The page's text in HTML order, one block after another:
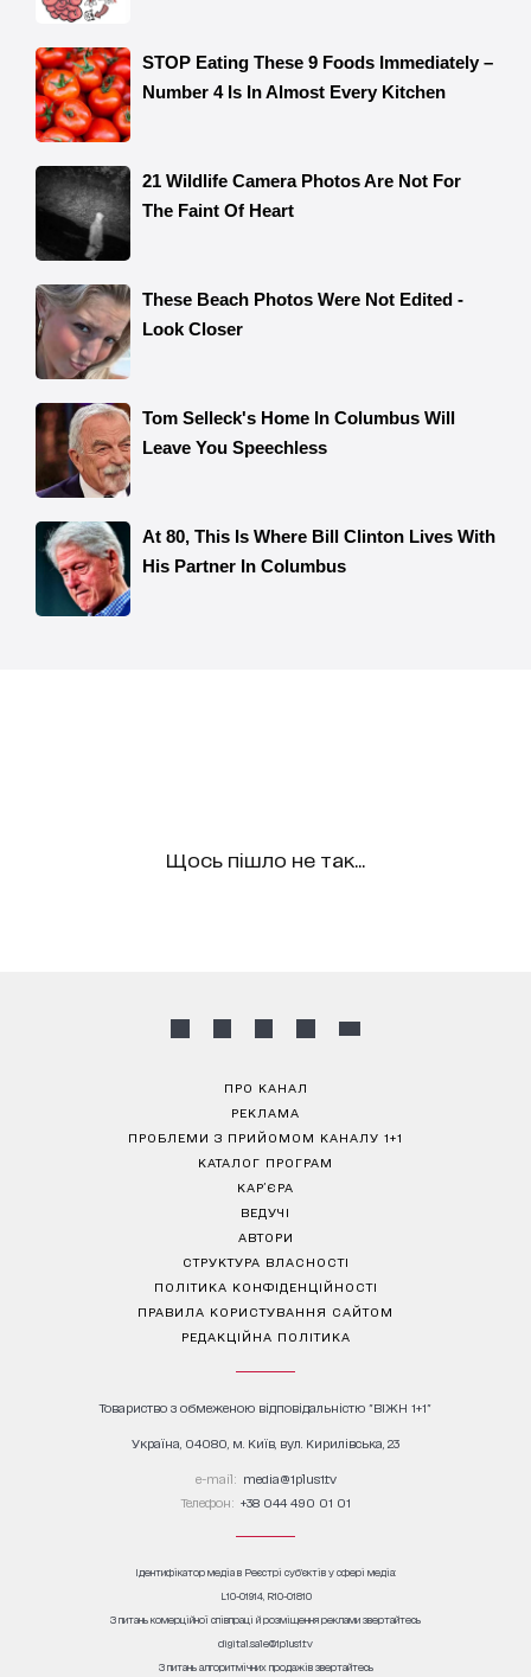
Щось пішло не так...
ПРО КАНАЛ
РЕКЛАМА
ПРОБЛЕМИ З ПРИЙОМОМ КАНАЛУ 1+1
КАТАЛОГ ПРОГРАМ
КАР’ЄРА
ВЕДУЧІ
АВТОРИ
СТРУКТУРА ВЛАСНОСТІ
ПОЛІТИКА КОНФІДЕНЦІЙНОСТІ
ПРАВИЛА КОРИСТУВАННЯ САЙТОМ
РЕДАКЦІЙНА ПОЛІТИКА
Товариство з обмеженою відповідальністю "ВІЖН 1+1"
Україна, 04080, м. Київ, вул. Кирилівська, 23
е-mail: media@1plus1.tv
Телефон: +38 044 490 01 01
Ідентифікатор медіа в Реєстрі суб’єктів у сфері медіа:
L10-01914, R10-01810
З питань комерційної співпраці й розміщення реклами звертайтесь
digital.sale@1plus1.tv
З питань алгоритмічних продажів звертайтесь